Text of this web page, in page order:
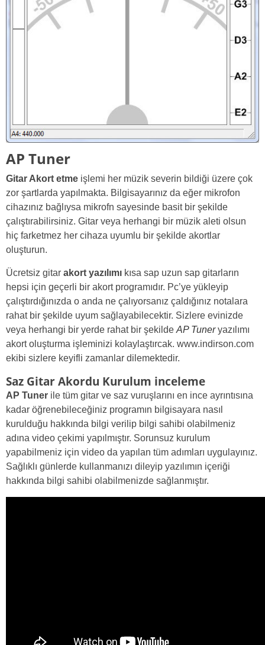
AP Tuner
Gitar Akort etme işlemi her müzik severin bildiği üzere çok
zor şartlarda yapılmakta. Bilgisayarınız da eğer mikrofon
cihazınız bağlıysa mikrofn sayesinde basit bir şekilde
çalıştırabilirsiniz. Gitar veya herhangi bir müzik aleti olsun
hiç farketmez her cihaza uyumlu bir şekilde akortlar
oluşturun.
Ücretsiz gitar akort yazılımı kısa sap uzun sap gitarların
hepsi için geçerli bir akort programıdır. Pc’ye yükleyip
çalıştırdığınızda o anda ne çalıyorsanız çaldığınız notalara
rahat bir şekilde uyum sağlayabilecektir. Sizlere evinizde
veya herhangi bir yerde rahat bir şekilde AP Tuneryazılımı
akort oluşturma işleminizi kolaylaştırcak. www.indirson.com
ekibi sizlere keyifli zamanlar dilemektedir.
Saz Gitar Akordu Kurulum inceleme
AP Tuner ile tüm gitar ve saz vuruşlarını en ince ayrıntısına
kadar öğrenebileceğiniz programın bilgisayara nasıl
kurulduğu hakkında bilgi verilip bilgi sahibi olabilmeniz
adına video çekimi yapılmıştır. Sorunsuz kurulum
yapabilmeniz için video da yapılan tüm adımları uygulayınız.
Sağlıklı günlerde kullanmanızı dileyip yazılımın içeriği
hakkında bilgi sahibi olabilmenizde sağlanmıştır.